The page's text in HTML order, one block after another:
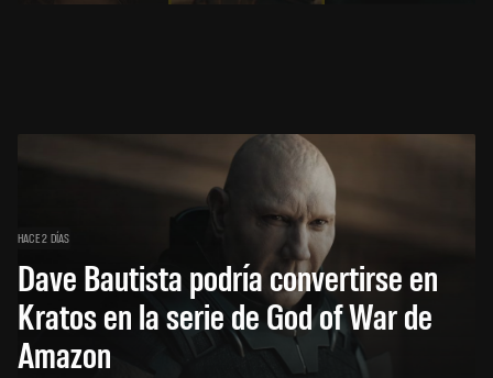
HACE 2 DÍAS
Dave Bautista podría convertirse en
Kratos en la serie de God of War de
Amazon